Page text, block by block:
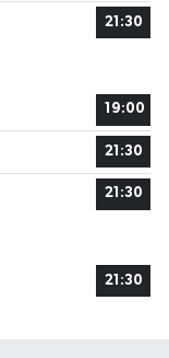
21:30
19:00
21:30
21:30
21:30